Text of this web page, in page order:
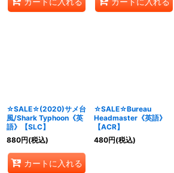
☆SALE☆(2020)サメ台
風/Shark Typhoon《英
語》【SLC】
880円(税込)
カートに入れる
☆SALE☆Bureau
Headmaster《英語》
【ACR】
480円(税込)